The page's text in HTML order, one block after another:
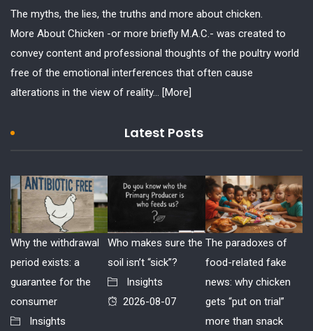
The myths, the lies, the truths and more about chicken.
More About Chicken -or more briefly M.A.C.- was created to
convey content and professional thoughts of the poultry world
free of the emotional interferences that often cause
alterations in the view of reality... [More]
Latest Posts
Why the withdrawal
period exists: a
guarantee for the
consumer
Insights
Who makes sure the
soil isn’t “sick”?
Insights
2026-08-07
The paradoxes of
food-related fake
news: why chicken
gets “put on trial”
more than snack